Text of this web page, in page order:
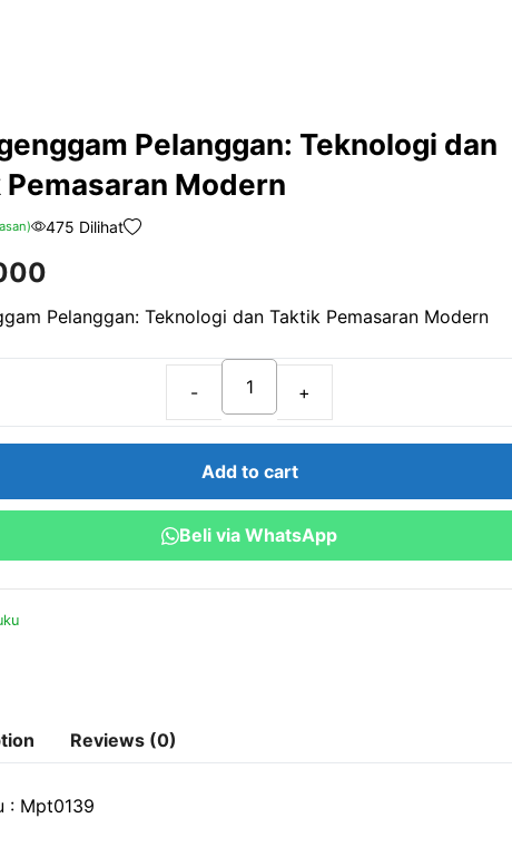
Pelanggan: Teknologi dan
Pemasaran Modern
475 Dilihat
Pelanggan: Teknologi dan Taktik Pemasaran Modern
Menggenggam
Pelanggan:
Taktik
Pemasaran
Add to cart
Beli via WhatsApp
Reviews (0)
: Mpt0139